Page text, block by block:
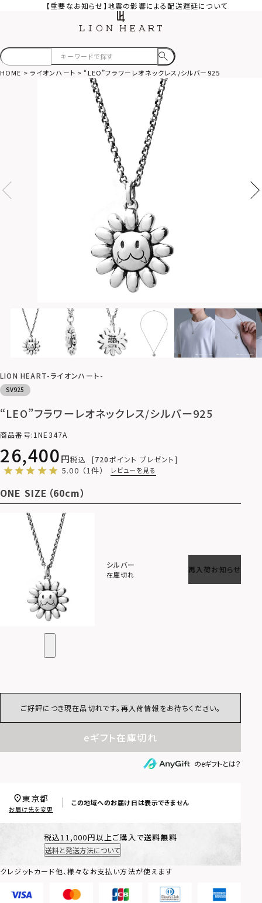
【重要なお知らせ】地震の影響による配送遅延について
HOME ライオンハート “LEO”フラワーレオネックレス/シルバー925
LION HEART-ライオンハート-
SV925
“LEO”フラワーレオネックレス/シルバー925
商品番号 1NE347A
26,400 税込 720ポイント プレゼント
5.00 （1件） レビューを見る
ONE SIZE（60cm）
シルバー
在庫切れ
再入荷お知らせ
ご好評につき現在品切れです。再入荷情報をお待ちください。
eギフト在庫切れ
のeギフトとは？
この地域へのお届け日は表示できません
東京都
お届け先を変更
税込11,000円以上ご購入で送料無料
送料と発送方法について
クレジットカード他、様々なお支払い方法が使えます